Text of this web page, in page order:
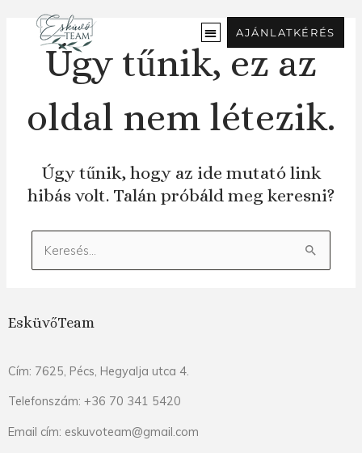
tartalomra
AJÁNLATKÉRÉS
Úgy tűnik, ez az
oldal nem létezik.
Úgy tűnik, hogy az ide mutató link
hibás volt. Talán próbáld meg keresni?
Keresés:
EsküvőTeam
Cím: 7625, Pécs, Hegyalja utca 4.
Telefonszám: +36 70 341 5420
Email cím: eskuvoteam@gmail.com